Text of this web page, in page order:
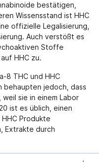
bestätigen,
Wissensstand ist HHC
offizielle Legalisierung,
Auch verstößt es
Stoffe
HHC zu.
8 THC und HHC
behaupten jedoch, dass
weil sie in einem Labor
ist es üblich, einen
Produkte
Extrakte durch